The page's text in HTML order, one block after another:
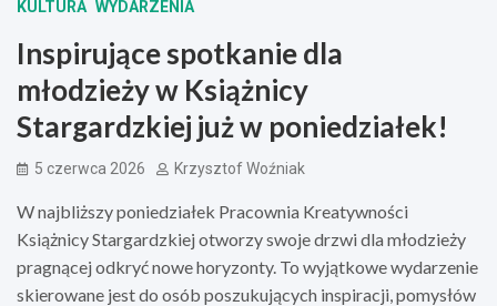
KULTURA WYDARZENIA
Inspirujące spotkanie dla
młodzieży w Książnicy
Stargardzkiej już w poniedziałek!
5 czerwca 2026 Krzysztof Woźniak
W najbliższy poniedziałek Pracownia Kreatywności
Książnicy Stargardzkiej otworzy swoje drzwi dla młodzieży
pragnącej odkryć nowe horyzonty. To wyjątkowe wydarzenie
skierowane jest do osób poszukujących inspiracji, pomysłów